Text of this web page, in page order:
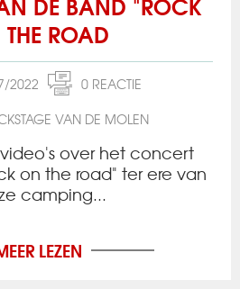
ROAD
2022
0 REACTIE
VAN DE MOLEN
over het concert
on the road" ter ere van
camping...
LEZEN